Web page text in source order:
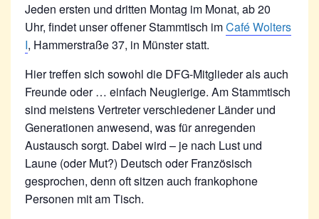
Jeden ersten und dritten Montag im Monat, ab 20
Uhr, findet unser offener Stammtisch imCafé Wolters
I, Hammerstraße 37, in Münster statt.
Hier treffen sich sowohl die DFG-Mitglieder als auch
Freunde oder … einfach Neugierige. Am Stammtisch
sind meistens Vertreter verschiedener Länder und
Generationen anwesend, was für anregenden
Austausch sorgt. Dabei wird – je nach Lust und
Laune (oder Mut?) Deutsch oder Französisch
gesprochen, denn oft sitzen auch frankophone
Personen mit am Tisch.